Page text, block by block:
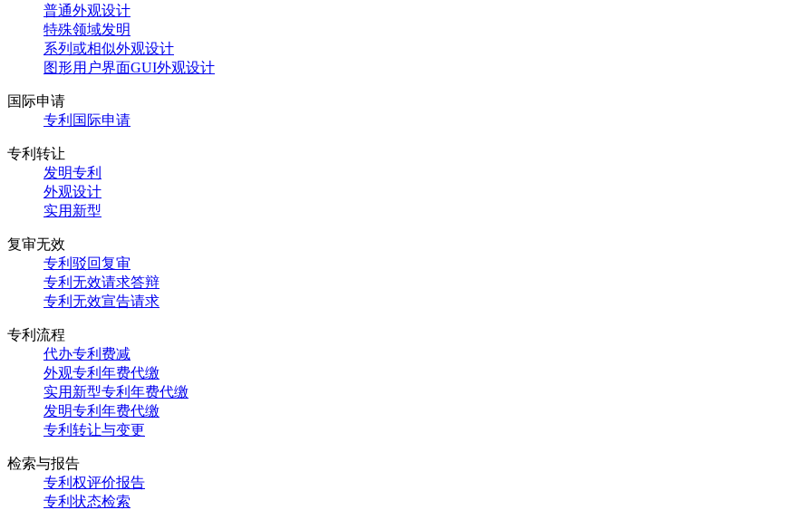
普通外观设计
特殊领域发明
系列或相似外观设计
图形用户界面GUI外观设计
国际申请
专利国际申请
专利转让
发明专利
外观设计
实用新型
复审无效
专利驳回复审
专利无效请求答辩
专利无效宣告请求
专利流程
代办专利费减
外观专利年费代缴
实用新型专利年费代缴
发明专利年费代缴
专利转让与变更
检索与报告
专利权评价报告
专利状态检索